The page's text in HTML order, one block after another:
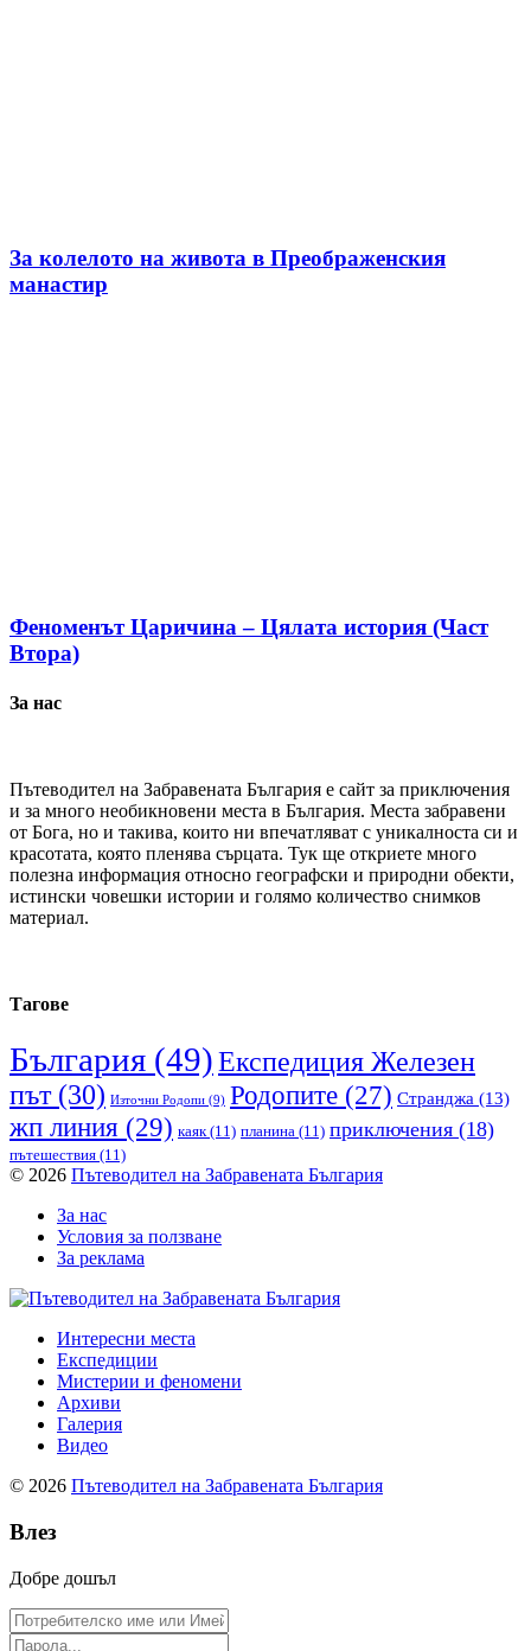
За колелото на живота в Преображенския
манастир
Феноменът Царичина – Цялата история (Част
Втора)
За нас
Пътеводител на Забравената България е сайт за приключения
и за много необикновени места в България. Места забравени
от Бога, но и такива, които ни впечатляват с уникалноста си и
красотата, която пленява сърцата. Тук ще откриете много
полезна информация относно географски и природни обекти,
истински човешки истории и голямо количество снимков
материал.
Тагове
България (49)Експедиция Железен
път(30) Източни Родопи (9) Родопите (27) Странджа (13)
жп линия (29) каяк(11) планина (11) приключения (18)
пътешествия (11)
© 2026 Пътеводител на Забравената България
За нас
Условия за ползване
За реклама
Интересни места
Експедиции
Мистерии и феномени
Архиви
Галерия
Видео
© 2026 Пътеводител на Забравената България
Влез
Добре дошъл